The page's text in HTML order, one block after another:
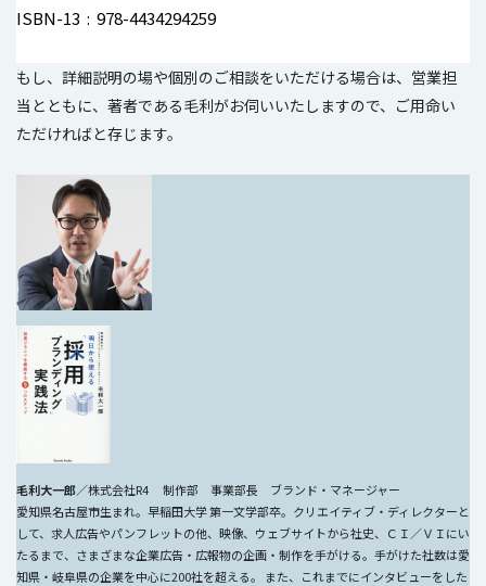
ISBN-13 ‏ : ‎ 978-4434294259
もし、詳細説明の場や個別のご相談をいただける場合は、営業担
当とともに、著者である毛利がお伺いいたしますので、ご用命い
ただければと存じます。
毛利大一郎／株式会社R4 制作部 事業部長 ブランド・マネージャー
愛知県名古屋市生まれ。早稲田大学 第一文学部卒。クリエイティブ・ディレクターと
して、求人広告やパンフレットの他、映像、ウェブサイトから社史、ＣＩ／ＶＩにい
たるまで、さまざまな企業広告・広報物の企画・制作を手がける。手がけた社数は愛
知県・岐阜県の企業を中心に200社を超える。 また、これまでにインタビューをした